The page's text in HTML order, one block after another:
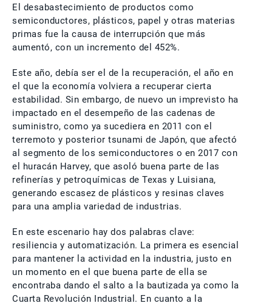
El desabastecimiento de productos como
semiconductores, plásticos, papel y otras materias
primas fue la causa de interrupción que más
aumentó, con un incremento del 452%.
Este año, debía ser el de la recuperación, el año en
el que la economía volviera a recuperar cierta
estabilidad. Sin embargo, de nuevo un imprevisto ha
impactado en el desempeño de las cadenas de
suministro, como ya sucediera en 2011 con el
terremoto y posterior tsunami de Japón, que afectó
al segmento de los semiconductores o en 2017 con
el huracán Harvey, que asoló buena parte de las
refinerías y petroquímicas de Texas y Luisiana,
generando escasez de plásticos y resinas claves
para una amplia variedad de industrias.
En este escenario hay dos palabras clave:
resiliencia y automatización. La primera es esencial
para mantener la actividad en la industria, justo en
un momento en el que buena parte de ella se
encontraba dando el salto a la bautizada ya como la
Cuarta Revolución Industrial. En cuanto a la